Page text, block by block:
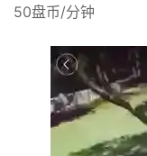
50盘币/分钟